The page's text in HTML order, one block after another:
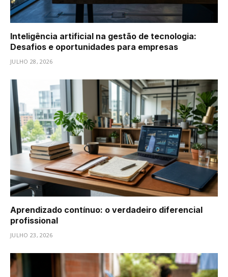
Inteligência artificial na gestão de tecnologia:
Desafios e oportunidades para empresas
JULHO 28, 2026
Aprendizado contínuo: o verdadeiro diferencial
profissional
JULHO 23, 2026